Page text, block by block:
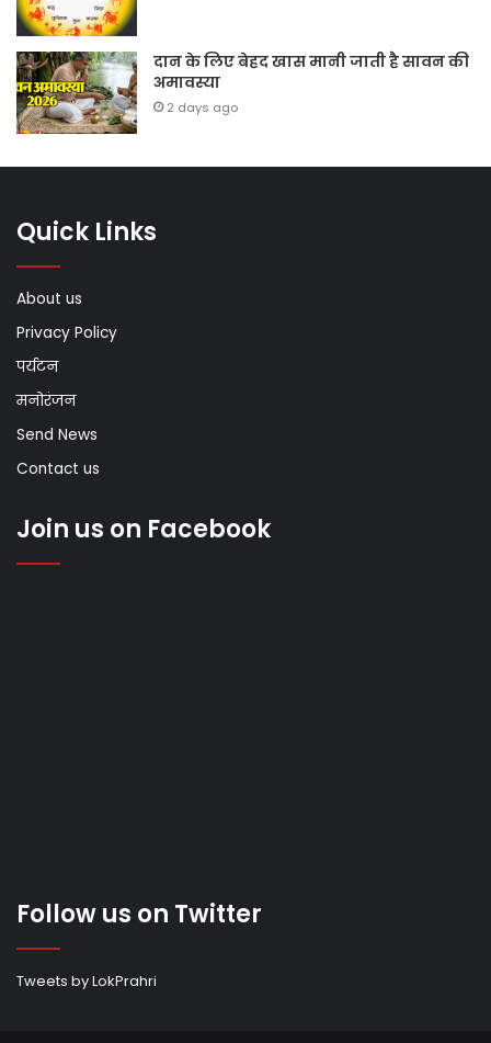
दान के लिए बेहद खास मानी जाती है सावन की
अमावस्या
2 days ago
Quick Links
About us
Privacy Policy
पर्यटन
मनोरंजन
Send News
Contact us
Join us on Facebook
Follow us on Twitter
Tweets by LokPrahri